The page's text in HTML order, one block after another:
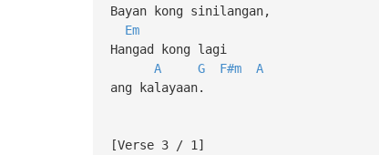
Bayan kong sinilangan,
Em
Hangad kong lagi
A
G F#m
A
ang kalayaan.
[Verse 3 / 1]